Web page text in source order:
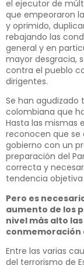
el ejecutor de
que empeoraron
y oprimido,
rebajando las
general y en
mayor desgracia,
contra el pueblo
dirigentes.
Se han agudizado
colombiana que
Hasta las mismas
reconocen que se
gobierno con un
preparación del
correcta y
tendencia
Pero es
aumento de los
nivel más alto
conmemoración
Entre las varias
del terrorismo de